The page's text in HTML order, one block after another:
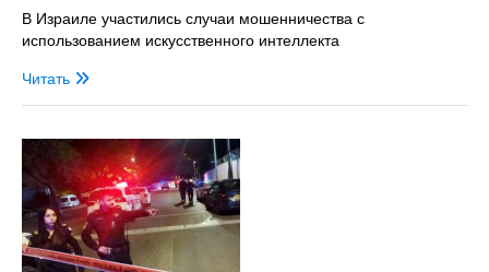
В Израиле участились случаи мошенничества с
использованием искусственного интеллекта
Читать